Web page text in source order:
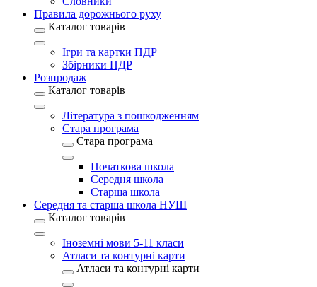
Правила дорожнього руху
Каталог товарів
Ігри та картки ПДР
Збірники ПДР
Розпродаж
Каталог товарів
Література з пошкодженням
Стара програма
Стара програма
Початкова школа
Середня школа
Старша школа
Середня та старша школа НУШ
Каталог товарів
Іноземні мови 5-11 класи
Атласи та контурні карти
Атласи та контурні карти